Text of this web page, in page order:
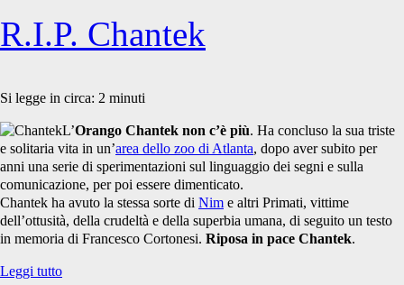
Tag:
<span>scimmie</span>
R.I.P. Chantek
Si legge in circa: 2 minuti
L’Orango Chantek non c’è più. Ha concluso la sua triste
e solitaria vita in un’area dello zoo di Atlanta, dopo aver subito per
anni una serie di sperimentazioni sul linguaggio dei segni e sulla
comunicazione, per poi essere dimenticato.
Chantek ha avuto la stessa sorte di Nim e altri Primati, vittime
dell’ottusità, della crudeltà e della superbia umana, di seguito un testo
in memoria di Francesco Cortonesi. Riposa in pace Chantek.
Leggi tuttoR.I.P.